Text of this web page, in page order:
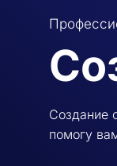
Создание
помогу